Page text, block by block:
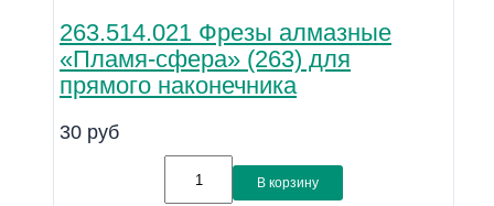
263.514.021 Фрезы алмазные
«Пламя-сфера» (263) для
прямого наконечника
30 руб
В корзину